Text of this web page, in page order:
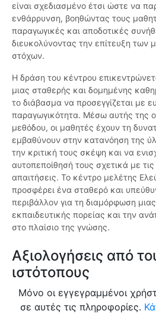
είναι σχεδιασμένο έτσι ώστε να
ενθάρρυνση, βοηθώντας τους
παραγωγικές και αποδοτικές
διευκολύνοντας την επίτευξη των
στόχων.
Η δράση του κέντρου
μιας σταθερής και δομημένης
το διάβασμα να προσεγγίζεται με
παραγωγικότητα. Μέσω αυτής της
μεθόδου, οι μαθητές έχουν τη
εμβαθύνουν στην κατανόηση της
την κριτική τους σκέψη και να
αυτοπεποίθησή τους σχετικά με
απαιτήσεις. Το κέντρο μελέτης
προσφέρει ένα σταθερό και
περιβάλλον για τη διαμόρφωση
εκπαιδευτικής πορείας και την
στο πλαίσιο της γνώσης.
Αξιολογήσεις από
ιστότοπους
Μόνο οι εγγεγραμμένοι
σε αυτές τις πληροφορίες.